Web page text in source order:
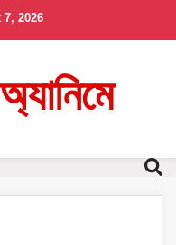
2026